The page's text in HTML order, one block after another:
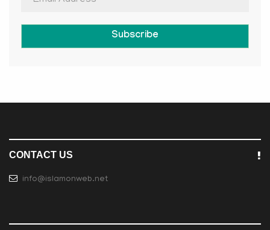
Subscribe
CONTACT US
info@islamonweb.net